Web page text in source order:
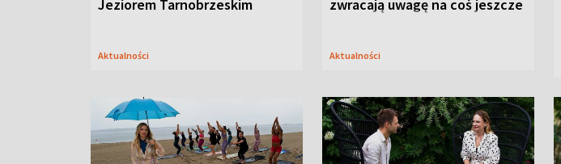
Jeziorem Tarnobrzeskim
Aktualności
zwracają uwagę na coś jeszcze
Aktualności